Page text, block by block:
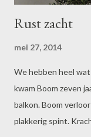
Rust zacht
mei 27, 2014
We hebben heel
kwam Boom zeven
balkon. Boom
plakkerig spint.